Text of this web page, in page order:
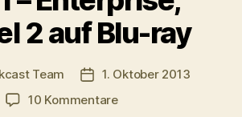
2 auf Blu-ray
Team Veröffentlichungsdatum
1. Oktober 2013
10 Kommentarezu